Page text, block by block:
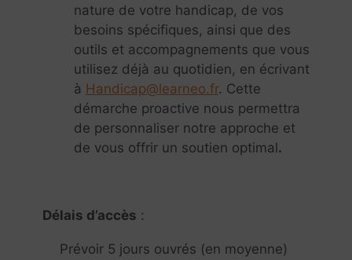
nature de votre handicap, de vos
besoins spécifiques, ainsi que des
outils et accompagnements que vous
utilisez déjà au quotidien, en écrivant
à Handicap@learneo.fr. Cette
démarche proactive nous permettra
de personnaliser notre approche et
de vous offrir un soutien optimal .
Délais d’accès :
Prévoir 5 jours ouvrés (en moyenne)